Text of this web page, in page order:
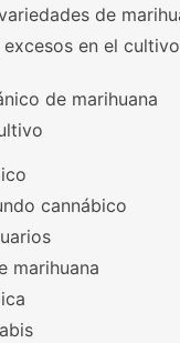
de
excesos en el
de marihuana
cannábico
marihuana